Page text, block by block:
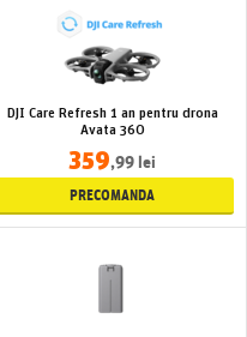
DJI Care Refresh 1 an pentru drona
Avata 360
359,99 lei
PRECOMANDA